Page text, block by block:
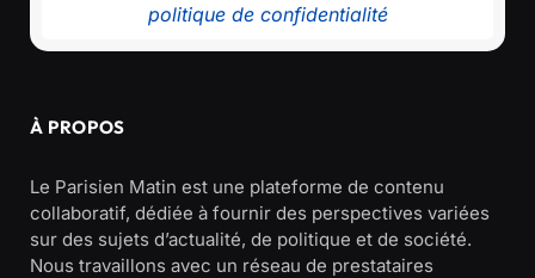
politique de confidentialité
À PROPOS
Le Parisien Matin est une plateforme de contenu
collaboratif, dédiée à fournir des perspectives variées
sur des sujets d’actualité, de politique et de société.
Nous travaillons avec un réseau de prestataires